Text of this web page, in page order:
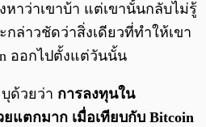
าว่าเขาบ้า แต่เขานั้นกลับไม่รู้
กล่าวชัดว่าสิ่งเดียวที่ทำให้เขา
ออกไปตั้งแต่วันนั้น
ด้วยว่า การลงทุนใน
แตกมาก เมื่อเทียบกับ Bitcoin